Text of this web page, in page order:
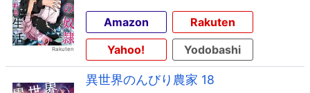
Amazon
Rakuten
Yahoo!
Yodobashi
異世界のんびり農家 18